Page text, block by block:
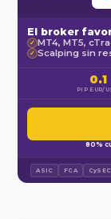
El broker
✓ MT4, MT5,
✓ Scalping sin
0.1
PIP EUR/
80%
ASIC FCA CySEC